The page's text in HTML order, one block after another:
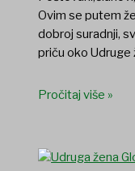
Ovim se putem
dobroj suradnji,
priču oko Udruge
Pročitaj više »